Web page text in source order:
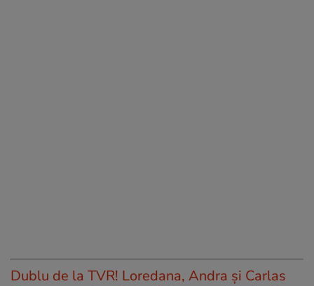
Dublu de la TVR! Loredana, Andra și Carlas